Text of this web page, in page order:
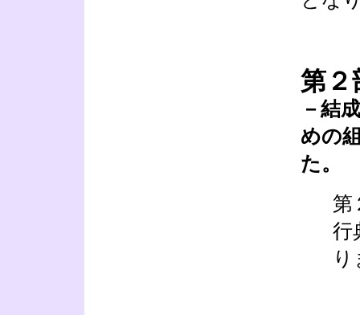
第
－結
めの
た。
第
行